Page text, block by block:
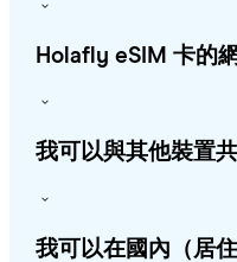
Holafly eSIM 卡的
我可以與其他裝置
我可以在國內（居